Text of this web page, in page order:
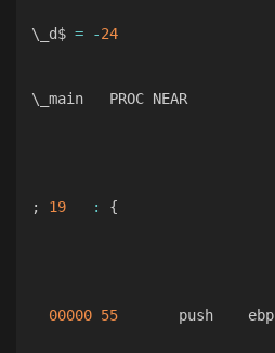
\_d$ = -24
\_main   PROC NEAR
; 19 : {
00000 55
       push    ebp